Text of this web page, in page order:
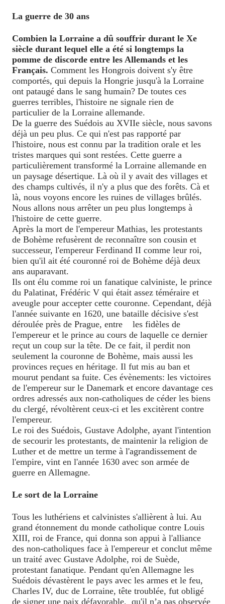
La guerre de 30 ans
Combien la Lorraine a dû souffrir durant le Xe
siècle durant lequel elle a été si longtemps la
pomme de discorde entre les Allemands et les
Français. Comment les Hongrois doivent s'y être
comportés, qui depuis la Hongrie jusqu'à la Lorraine
ont pataugé dans le sang humain? De toutes ces
guerres terribles, l'histoire ne signale rien de
particulier de la Lorraine allemande.
De la guerre des Suédois au XVIIe siècle, nous savons
déjà un peu plus. Ce qui n'est pas rapporté par
l'histoire, nous est connu par la tradition orale et les
tristes marques qui sont restées. Cette guerre a
particulièrement transformé la Lorraine allemande en
un paysage désertique. Là où il y avait des villages et
des champs cultivés, il n'y a plus que des forêts. Cà et
là, nous voyons encore les ruines de villages brûlés.
Nous allons nous arrêter un peu plus longtemps à
l'histoire de cette guerre.
Après la mort de l'empereur Mathias, les protestants
de Bohème refusèrent de reconnaître son cousin et
successeur, l'empereur Ferdinand II comme leur roi,
bien qu'il ait été couronné roi de Bohème déjà deux
ans auparavant.
Ils ont élu comme roi un fanatique calviniste, le prince
du Palatinat, Frédéric V qui était assez téméraire et
aveugle pour accepter cette couronne. Cependant, déjà
l'année suivante en 1620, une bataille décisive s'est
déroulée près de Prague, entre
les fidèles de
l'empereur et le prince au cours de laquelle ce dernier
reçut un coup sur la tête. De ce fait, il perdit non
seulement la couronne de Bohème, mais aussi les
provinces reçues en héritage. Il fut mis au ban et
mourut pendant sa fuite. Ces évènements: les victoires
de l'empereur sur le Danemark et encore davantage ces
ordres adressés aux non-catholiques de céder les biens
du clergé, révoltèrent ceux-ci et les excitèrent contre
l'empereur.
Le roi des Suédois, Gustave Adolphe, ayant l'intention
de secourir les protestants, de maintenir la religion de
Luther et de mettre un terme à l'agrandissement de
l'empire, vint en l'année 1630 avec son armée de
guerre en Allemagne.
Le sort de la Lorraine
Tous les luthériens et calvinistes s'allièrent à lui. Au
grand étonnement du monde catholique contre Louis
XIII, roi de France, qui donna son appui à l'alliance
des non-catholiques face à l'empereur et conclut même
un traité avec Gustave Adolphe, roi de Suède,
protestant fanatique. Pendant qu'en Allemagne les
Suédois dévastèrent le pays avec les armes et le feu,
Charles IV, duc de Lorraine, tête troublée, fut obligé
de signer une paix défavorable, qu'il n’a pas observée